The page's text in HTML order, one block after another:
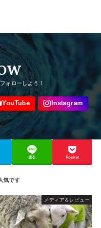
送る Pocket
メディア＆レビュー